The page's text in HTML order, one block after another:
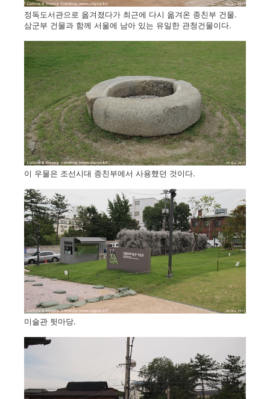
정독도서관으로 옮겨졌다가 최근에 다시 옮겨온 종친부 건물.
삼군부 건물과 함께 서울에 남아 있는 유일한 관청건물이다.
이 우물은 조선시대 종친부에서 사용했던 것이다.
미술관 뒷마당.